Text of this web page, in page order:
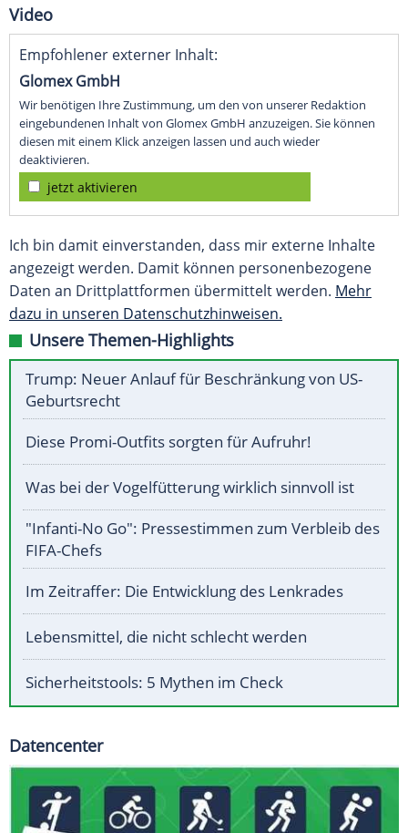
Video
Empfohlener externer Inhalt:
Glomex GmbH
Wir benötigen Ihre Zustimmung, um den von unserer Redaktion
eingebundenen Inhalt von Glomex GmbH anzuzeigen. Sie können
diesen mit einem Klick anzeigen lassen und auch wieder
deaktivieren.
jetzt aktivieren
Ich bin damit einverstanden, dass mir externe Inhalte
angezeigt werden. Damit können personenbezogene
Daten an Drittplattformen übermittelt werden. Mehr
dazu in unseren Datenschutzhinweisen.
Unsere Themen-Highlights
Trump: Neuer Anlauf für Beschränkung von US-
Geburtsrecht
Diese Promi-Outfits sorgten für Aufruhr!
Was bei der Vogelfütterung wirklich sinnvoll ist
"Infanti-No Go": Pressestimmen zum Verbleib des
FIFA-Chefs
Im Zeitraffer: Die Entwicklung des Lenkrades
Lebensmittel, die nicht schlecht werden
Sicherheitstools: 5 Mythen im Check
Datencenter